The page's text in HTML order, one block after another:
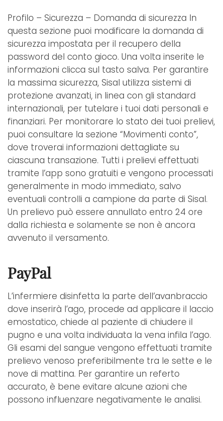
Profilo – Sicurezza – Domanda di sicurezza In
questa sezione puoi modificare la domanda di
sicurezza impostata per il recupero della
password del conto gioco. Una volta inserite le
informazioni clicca sul tasto salva. Per garantire
la massima sicurezza, Sisal utilizza sistemi di
protezione avanzati, in linea con gli standard
internazionali, per tutelare i tuoi dati personali e
finanziari. Per monitorare lo stato dei tuoi prelievi,
puoi consultare la sezione “Movimenti conto”,
dove troverai informazioni dettagliate su
ciascuna transazione. Tutti i prelievi effettuati
tramite l’app sono gratuiti e vengono processati
generalmente in modo immediato, salvo
eventuali controlli a campione da parte di Sisal.
Un prelievo può essere annullato entro 24 ore
dalla richiesta e solamente se non è ancora
avvenuto il versamento.
PayPal
L’infermiere disinfetta la parte dell’avanbraccio
dove inserirà l’ago, procede ad applicare il laccio
emostatico, chiede al paziente di chiudere il
pugno e una volta individuata la vena infila l’ago.
Gli esami del sangue vengono effettuati tramite
prelievo venoso preferibilmente tra le sette e le
nove di mattina. Per garantire un referto
accurato, è bene evitare alcune azioni che
possono influenzare negativamente le analisi.